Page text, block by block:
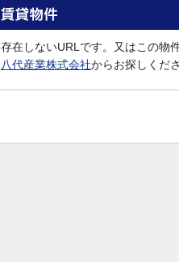
存在しないURLです。又はこの物
八代産業株式会社からお探しくださ